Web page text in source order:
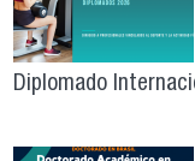
Diplomado